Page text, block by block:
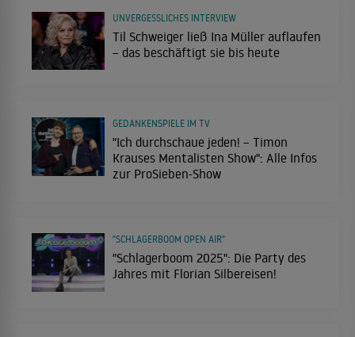
Til Schweiger ließ Ina Müller auflaufen
– das beschäftigt sie bis heute
UNVERGESSLICHES INTERVIEW
"Ich durchschaue jeden! – Timon
Krauses Mentalisten Show": Alle Infos
zur ProSieben-Show
GEDANKENSPIELE IM TV
"Schlagerboom 2025": Die Party des
Jahres mit Florian Silbereisen!
"SCHLAGERBOOM OPEN AIR"